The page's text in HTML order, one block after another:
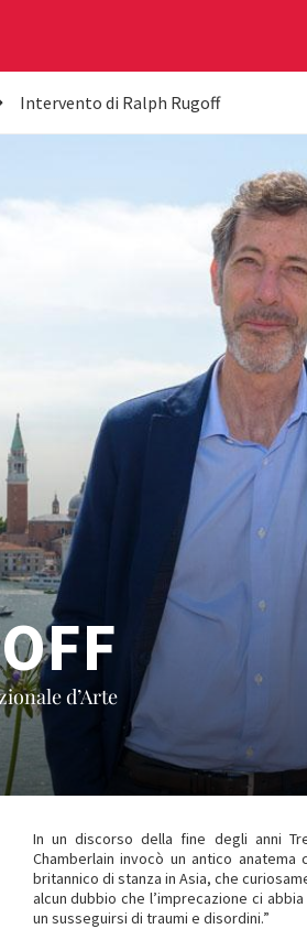
Intervento di Ralph Rugoff
d’Arte
In un discorso della fine degli anni
Chamberlain invocò un antico
britannico di stanza in Asia, che
alcun dubbio che l’imprecazione ci
un susseguirsi di traumi e disordini.”